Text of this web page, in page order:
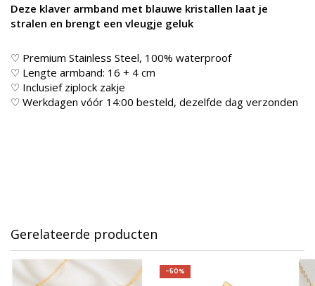
Deze klaver armband met blauwe kristallen laat je
stralen en brengt een vleugje geluk
♡ Premium Stainless Steel, 100% waterproof
♡ Lengte armband: 16 + 4 cm
♡ Inclusief ziplock zakje
♡ Werkdagen vóór 14:00 besteld, dezelfde dag verzonden
Gerelateerde producten
-50%